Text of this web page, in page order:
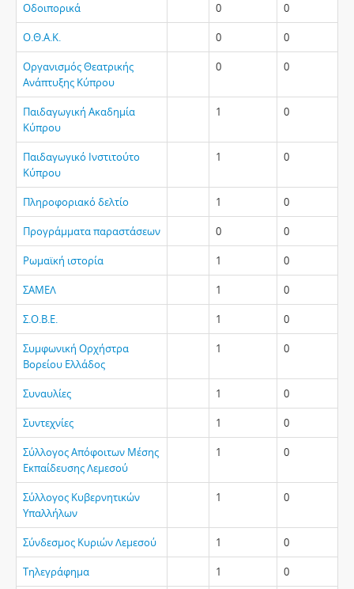
Οδοιπορικά 0 0
Ο.Θ.Α.Κ. 0 0
Οργανισμός Θεατρικής
Ανάπτυξης Κύπρου
0 0
Παιδαγωγική Ακαδημία
Κύπρου
1 0
Παιδαγωγικό Ινστιτούτο
Κύπρου
1 0
Πληροφοριακό δελτίο 1 0
Προγράμματα παραστάσεων 0 0
Ρωμαϊκή ιστορία 1 0
ΣΑΜΕΛ 1 0
Σ.Ο.Β.Ε. 1 0
Συμφωνική Ορχήστρα
Βορείου Ελλάδος
1 0
Συναυλίες 1 0
Συντεχνίες 1 0
Σύλλογος Απόφοιτων Μέσης
Εκπαίδευσης Λεμεσού
1 0
Σύλλογος Κυβερνητικών
Υπαλλήλων
1 0
Σύνδεσμος Κυριών Λεμεσού 1 0
Τηλεγράφημα 1 0